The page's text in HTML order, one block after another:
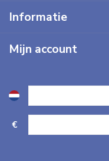
Informatie
Mijn account
€